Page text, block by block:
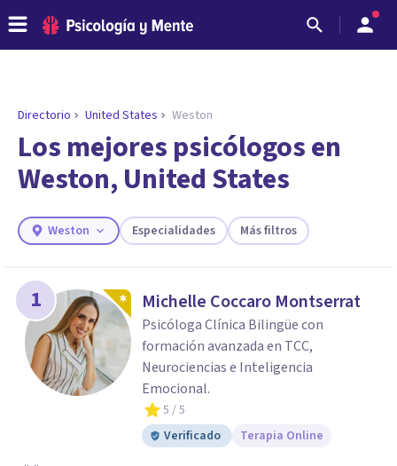
ENCONTRAR MI TERAPEUTA
¿Necesitas ayuda para encontrar el
psicólogo adecuado?
Responde a unas breves preguntas y te ofreceremos
necesidades.
Directorio United States Weston
Los mejores psicólogos en
Weston, United States
Weston Especialidades Más filtros
1 Michelle Coccaro Montserrat
Psicóloga Clínica Bilingüe con
formación avanzada en TCC,
Neurociencias e Inteligencia
Emocional.
5 / 5
Verificado
Terapia Online